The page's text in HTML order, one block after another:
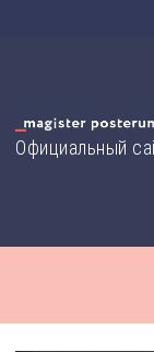
Официальный